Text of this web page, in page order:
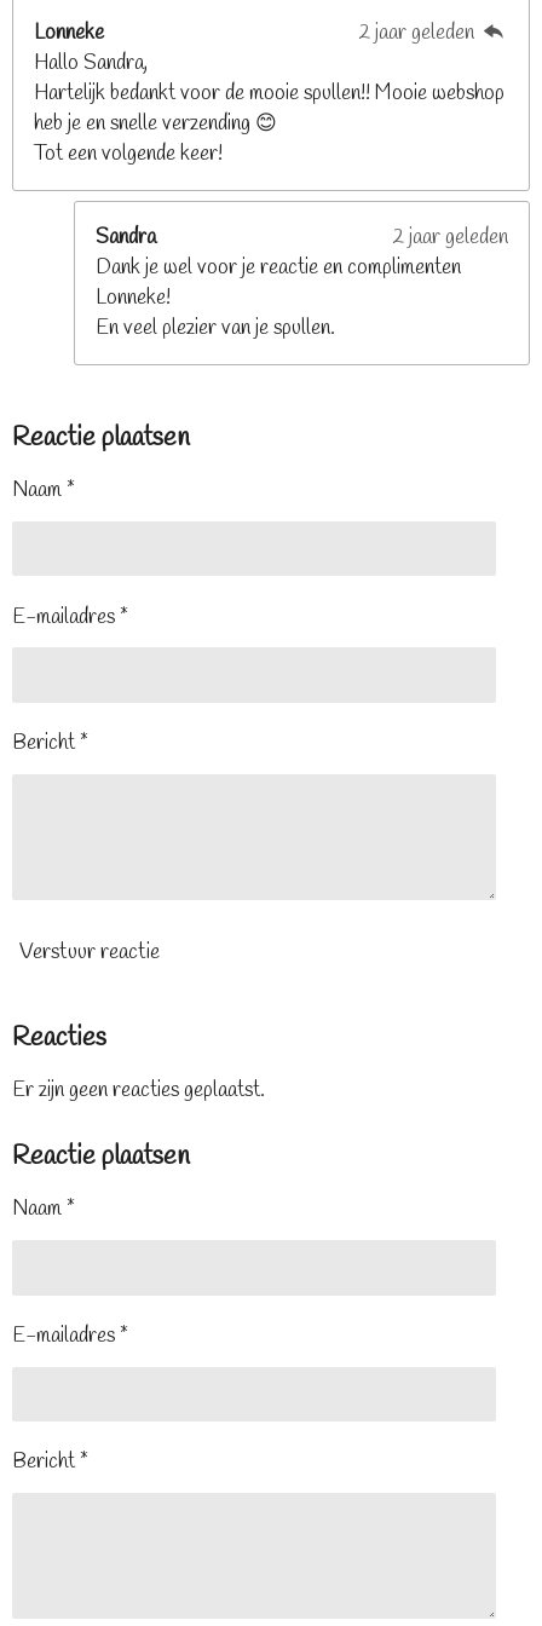
Lonneke
2 jaar geleden
Hallo Sandra,
Hartelijk bedankt voor de mooie spullen!! Mooie webshop
heb je en snelle verzending 😊
Tot een volgende keer!
Sandra
2 jaar geleden
Dank je wel voor je reactie en complimenten
Lonneke!
En veel plezier van je spullen.
Reactie plaatsen
Naam *
E-mailadres *
Bericht *
Verstuur reactie
Reacties
Er zijn geen reacties geplaatst.
Reactie plaatsen
Naam *
E-mailadres *
Bericht *